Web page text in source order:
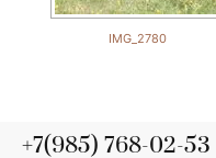
IMG_2780
+7(985) 768-02-53